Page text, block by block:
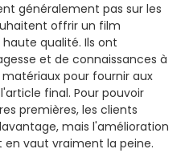
généralement pas sur les
offrir un film
qualité. Ils ont
et de connaissances à
pour fournir aux
final. Pour pouvoir
premières, les clients
mais l'amélioration
vaut vraiment la peine.